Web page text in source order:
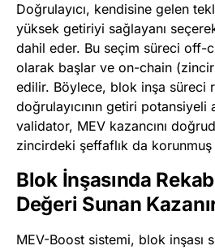
Doğrulayıcı, kendisine gelen
yüksek getiriyi sağlayanı
dahil eder. Bu seçim süreci off-
olarak başlar ve on-chain
edilir. Böylece, blok inşa süreci
doğrulayıcının getiri potansiyeli
validator, MEV kazancını
zincirdeki şeffaflık da korunmuş
Blok İnşasında
Değeri Sunan
MEV-Boost sistemi, blok inşası